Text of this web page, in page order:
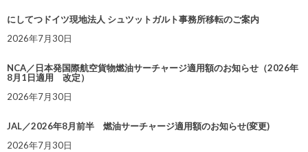
にしてつドイツ現地法人 シュツットガルト事務所移転のご案内
2026年7月30日
NCA／日本発国際航空貨物燃油サーチャージ適用額のお知らせ（2026年
8月1日適用 改定）
2026年7月30日
JAL／2026年8月前半 燃油サーチャージ適用額のお知らせ(変更)
2026年7月30日